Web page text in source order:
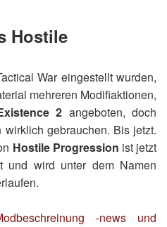
Hostile
War eingestellt wurden,
mehreren Modifiaktionen,
2 angeboten, doch
gebrauchen. Bis jetzt.
Hostile Progression ist jetzt
und wird unter dem Namen
-news und